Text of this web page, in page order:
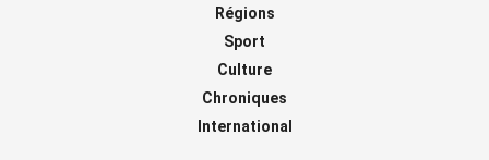
Régions
Sport
Culture
Chroniques
International